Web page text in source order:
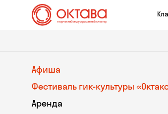
Афиша
Фестиваль гик-культуры
Аренда